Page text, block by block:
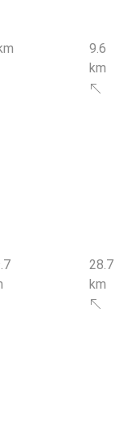
9.6
km
28.7
km